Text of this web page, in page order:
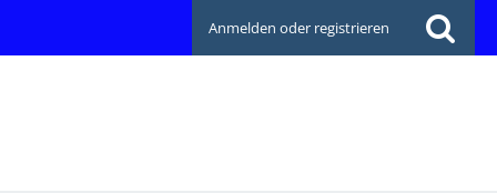
Anmelden oder registrieren